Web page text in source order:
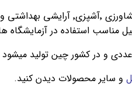
این دستکش ها قابل
مناسب استفاده در آزمایشگاه
و سایر محصولات دیدن کنید.